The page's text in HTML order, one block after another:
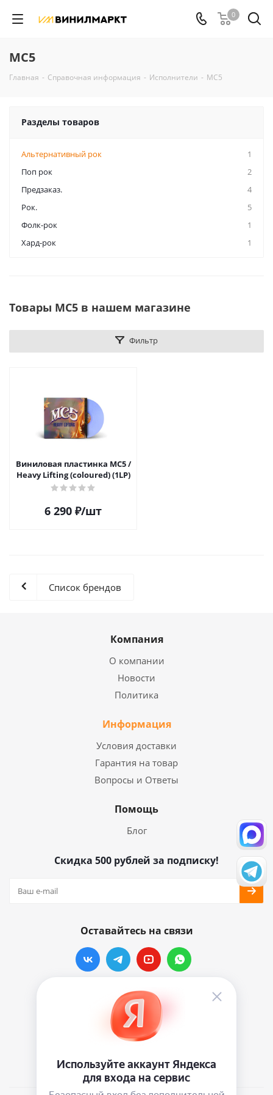
0
MC5
Главная - Справочная информация - Исполнители - MC5
Разделы товаров
Альтернативный рок
1
Поп рок
2
Предзаказ.
4
Рок.
5
Фолк-рок
1
Хард-рок
1
Товары MC5 в нашем магазине
Фильтр
Виниловая пластинка MC5 /
Heavy Lifting (coloured) (1LP)
6 290 ₽/шт
Список брендов
Компания
О компании
Новости
Политика
Информация
Условия доставки
Гарантия на товар
Вопросы и Ответы
Помощь
Блог
Скидка 500 рублей за подписку!
Оставайтесь на связи
Наши контакты
info@vinylmarkt.ru